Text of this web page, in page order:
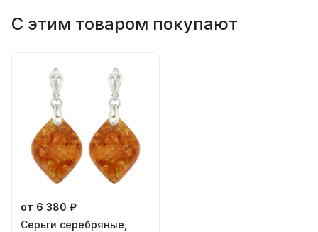
С этим товаром покупают
от 6 380 ₽
Серьги серебряные,